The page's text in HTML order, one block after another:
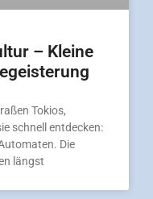
– Kleine
Tokios,
schnell entdecken:
Die
längst